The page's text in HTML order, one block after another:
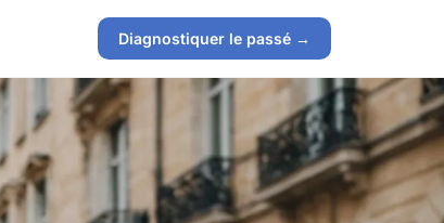
Diagnostiquer le passé →